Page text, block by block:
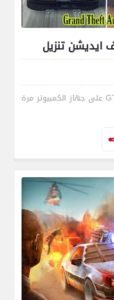
ايديشن تنزيل
يمكنك لعب GTA: The Trilogy - The Definitive Edition على جهاز الكمبيوتر مرة